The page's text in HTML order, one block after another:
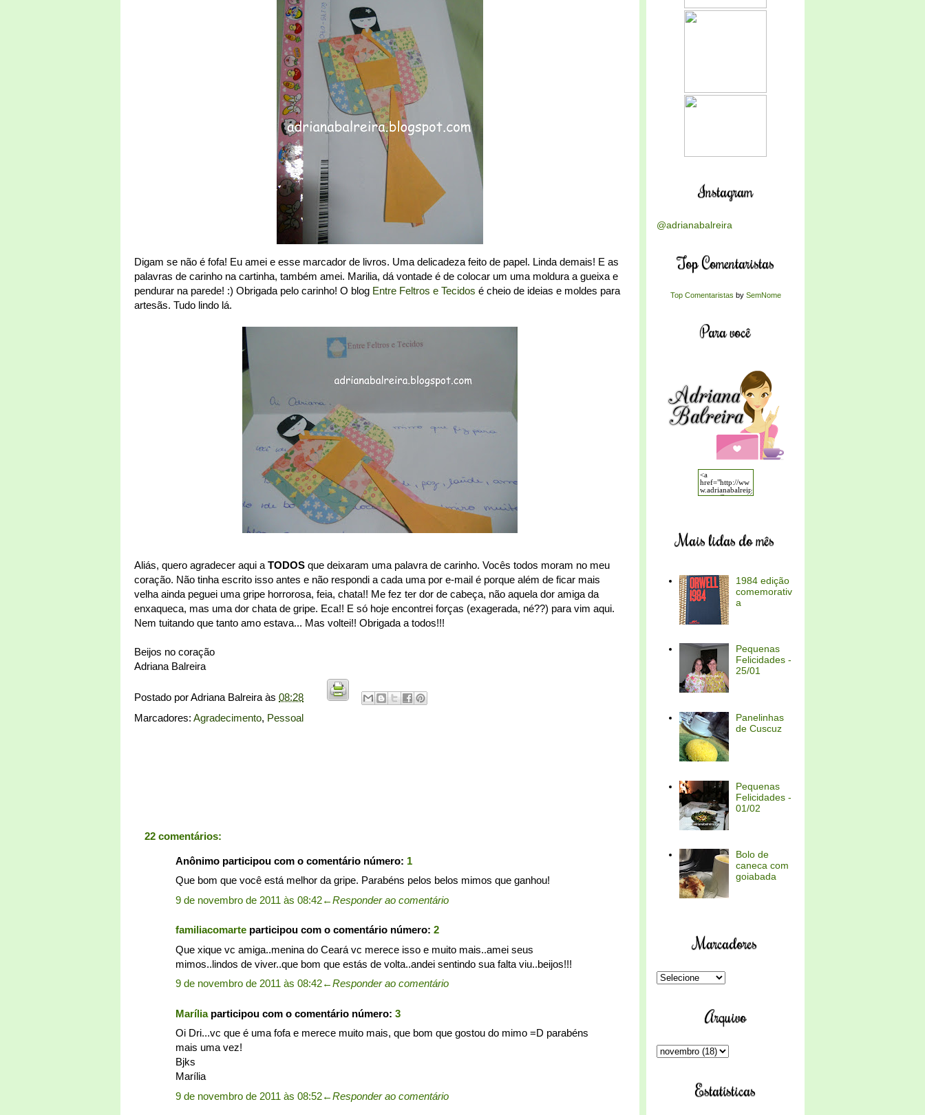
Digam se não é fofa! Eu amei e esse marcador de livros. Uma delicadeza feito de papel. Linda demais! E as
palavras de carinho na cartinha, também amei. Marilia, dá vontade é de colocar um uma moldura a gueixa e
pendurar na parede! :) Obrigada pelo carinho! O blog Entre Feltros e Tecidos é cheio de ideias e moldes para
artesãs. Tudo lindo lá.
Aliás, quero agradecer aqui a TODOS que deixaram uma palavra de carinho. Vocês todos moram no meu
coração. Não tinha escrito isso antes e não respondi a cada uma por e-mail é porque além de ficar mais
velha ainda peguei uma gripe horrorosa, feia, chata!! Me fez ter dor de cabeça, não aquela dor amiga da
enxaqueca, mas uma dor chata de gripe. Eca!! E só hoje encontrei forças (exagerada, né??) para vim aqui.
Nem tuitando que tanto amo estava... Mas voltei!! Obrigada a todos!!!
Beijos no coração
Adriana Balreira
Postado porAdriana Balreira às 08:28
Marcadores: Agradecimento, Pessoal
22 comentários:
Anônimo participou com o comentário número: 1
Que bom que você está melhor da gripe. Parabéns pelos belos mimos que ganhou!
9 de novembro de 2011 às 08:42←Responder ao comentário
familiacomarte participou com o comentário número: 2
Que xique vc amiga..menina do Ceará vc merece isso e muito mais..amei seus
mimos..lindos de viver..que bom que estás de volta..andei sentindo sua falta viu..beijos!!!
9 de novembro de 2011 às 08:42←Responder ao comentário
Maríliaparticipou com o comentário número: 3
Oi Dri...vc que é uma fofa e merece muito mais, que bom que gostou do mimo =D parabéns
mais uma vez!
Bjks
Marília
9 de novembro de 2011 às 08:52←Responder ao comentário
Instagram
@adrianabalreira
Top Comentaristas
Top Comentaristas by SemNome
Para você
Mais lidas do mês
1984 edição
comemorativ
a
Pequenas
Felicidades -
25/01
Panelinhas
de Cuscuz
Pequenas
Felicidades -
01/02
Bolo de
caneca com
goiabada
Marcadores
Arquivo
Estatísticas